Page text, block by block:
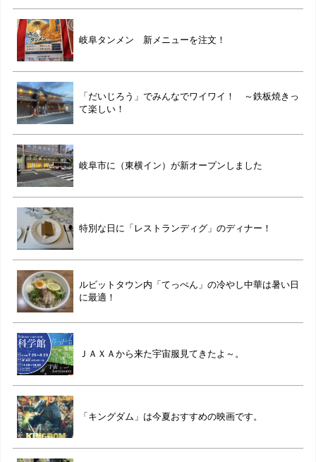
岐阜タンメン 新メニューを注文！
「だいじろう」でみんなでワイワイ！ ～鉄板焼きっ
て楽しい！
岐阜市に（東横イン）が新オープンしました
特別な日に「レストランディグ」のディナー！
ルビットタウン内「てっぺん」の冷やし中華は暑い日
に最適！
ＪＡＸＡから来た宇宙服見てきたよ～。
「キングダム」は今夏おすすめの映画です。